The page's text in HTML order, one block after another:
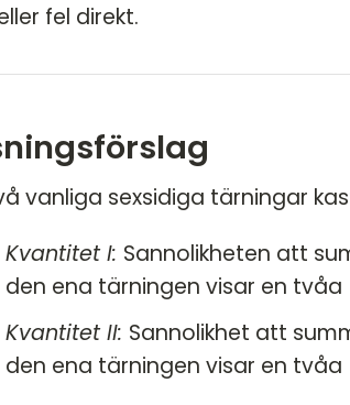
- KVA - uppgift 17
- KVA - uppgift 21
- KVA - uppgift 22
fel direkt.
vanliga sexsidiga tärningar
Kvantitet I: Sannolikheten att
den ena tärningen visar en tvåa
Kvantitet II: Sannolikhet att
den ena tärningen visar en tvåa